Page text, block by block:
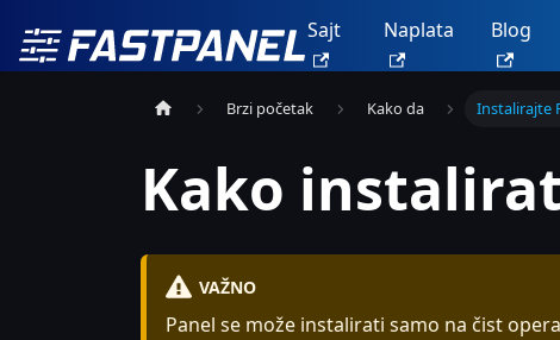
Sajt Naplata Blog
Brzi početak Kako da Instalirajte
Kako
VAŽNO
Panel se može instalirati samo na čist